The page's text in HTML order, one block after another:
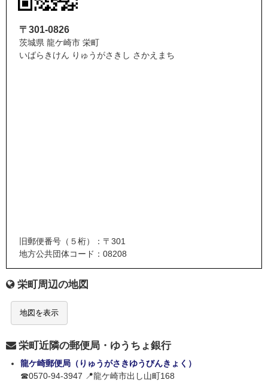
〒301-0826
茨城県 龍ケ崎市 栄町
いばらきけん りゅうがさきし さかえまち
旧郵便番号（５桁）：〒301
地方公共団体コード：08208
栄町周辺の地図
地図を表示
栄町近隣の郵便局・ゆうちょ銀行
龍ケ崎郵便局（りゅうがさきゆうびんきょく）
☎0570-94-3947 📍龍ケ崎市出し山町168